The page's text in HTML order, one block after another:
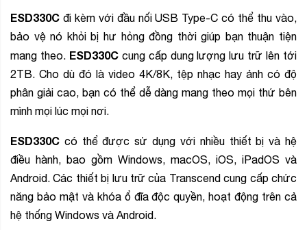
ESD330C đi kèm với đầu nối USB Type-C có thể thu vào,
bảo vệ nó khỏi bị hư hỏng đồng thời giúp bạn thuận tiện
mang theo. ESD330Ccung cấp dung lượng lưu trữ lên tới
2TB. Cho dù đó là video 4K/8K, tệp nhạc hay ảnh có độ
phân giải cao, bạn có thể dễ dàng mang theo mọi thứ bên
mình mọi lúc mọi nơi.
ESD330C có thể được sử dụng với nhiều thiết bị và hệ
điều hành, bao gồm Windows, macOS, iOS, iPadOS và
Android. Các thiết bị lưu trữ của Transcend cung cấp chức
năng bảo mật và khóa ổ đĩa độc quyền, hoạt động trên cả
hệ thống Windows và Android.